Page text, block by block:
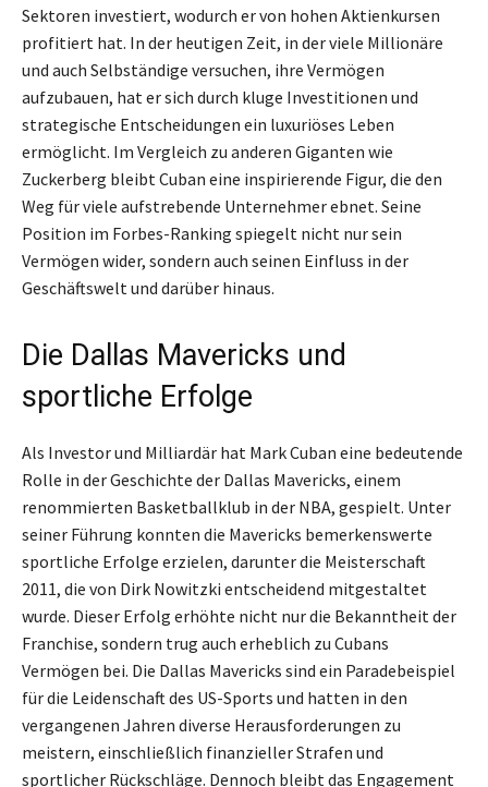
Sektoren investiert, wodurch er von hohen Aktienkursen
profitiert hat. In der heutigen Zeit, in der viele Millionäre
und auch Selbständige versuchen, ihre Vermögen
aufzubauen, hat er sich durch kluge Investitionen und
strategische Entscheidungen ein luxuriöses Leben
ermöglicht. Im Vergleich zu anderen Giganten wie
Zuckerberg bleibt Cuban eine inspirierende Figur, die den
Weg für viele aufstrebende Unternehmer ebnet. Seine
Position im Forbes-Ranking spiegelt nicht nur sein
Vermögen wider, sondern auch seinen Einfluss in der
Geschäftswelt und darüber hinaus.
Die Dallas Mavericks und
sportliche Erfolge
Als Investor und Milliardär hat Mark Cuban eine bedeutende
Rolle in der Geschichte der Dallas Mavericks, einem
renommierten Basketballklub in der NBA, gespielt. Unter
seiner Führung konnten die Mavericks bemerkenswerte
sportliche Erfolge erzielen, darunter die Meisterschaft
2011, die von Dirk Nowitzki entscheidend mitgestaltet
wurde. Dieser Erfolg erhöhte nicht nur die Bekanntheit der
Franchise, sondern trug auch erheblich zu Cubans
Vermögen bei. Die Dallas Mavericks sind ein Paradebeispiel
für die Leidenschaft des US-Sports und hatten in den
vergangenen Jahren diverse Herausforderungen zu
meistern, einschließlich finanzieller Strafen und
sportlicher Rückschläge. Dennoch bleibt das Engagement